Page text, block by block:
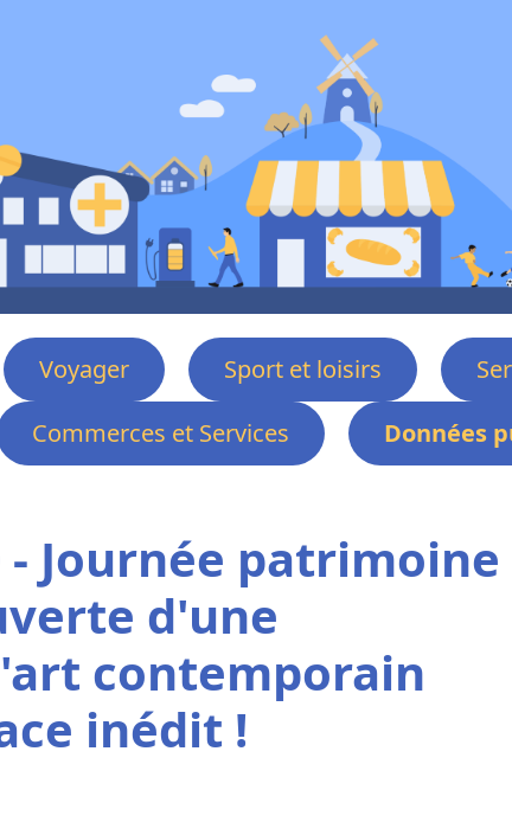
Voyager Sport et loisirs
Commerces et Services
Données
- Journée patrimoine
d'une
contemporain
inédit !